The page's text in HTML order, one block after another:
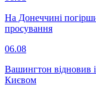
На Донеччині
просування
06.08
Вашингтон відновив
Києвом